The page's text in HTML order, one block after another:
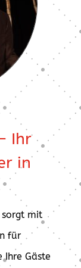
Ihr
in
sorgt mit
für
Ihre Gäste